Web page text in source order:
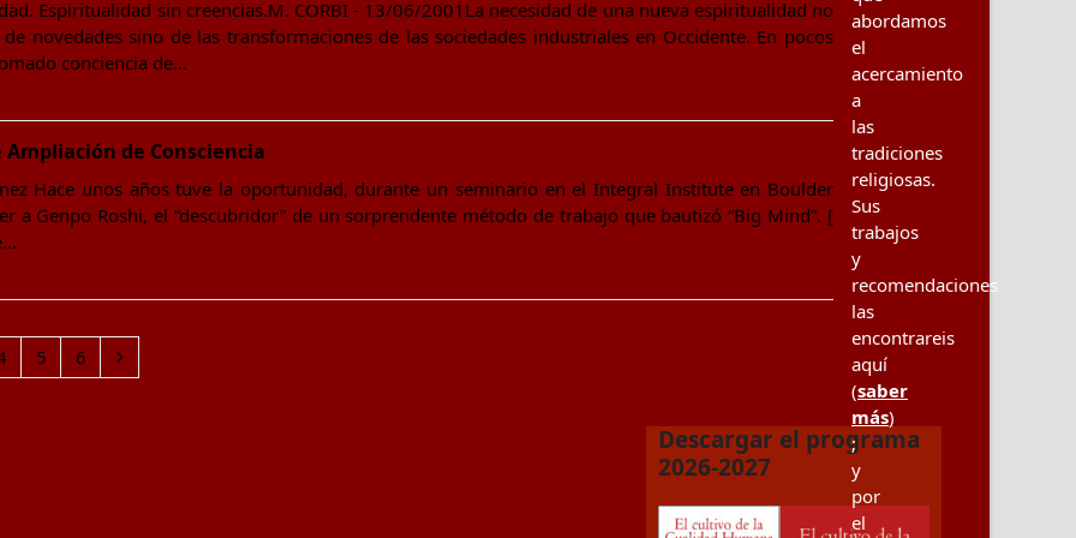
Espiritualidad sin creencias.M. CORBI - 13/06/2001La necesidad de una nueva espiritualidad no
novedades sino de las transformaciones de las sociedades industriales en Occidente. En pocos
conciencia de…
Ampliación de Consciencia
Hace unos años tuve la oportunidad, durante un seminario en el Integral Institute en Boulder
a Genpo Roshi, el “descubridor” de un sorprendente método de trabajo que bautizó “Big Mind”. [
Page
5 Page
6 Siguiente
Descargar el programa
2026-2027
abordamos
el
acercamiento
a
las
tradiciones
religiosas.
Sus
trabajos
y
recomendaciones
las
encontrareis
aquí
(saber
más)
;
y
por
el